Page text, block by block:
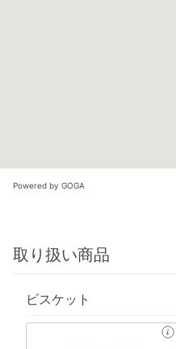
Powered by GOGA
取り扱い商品
ビスケット